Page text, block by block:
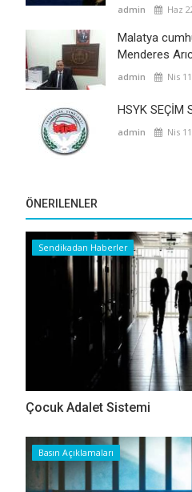
admin Haz
Malatya
Menderes
admin Nis
HSYK SEÇİM
admin Nis
ÖNERILENLER
Sendikadan Haberler
Çocuk Adalet Sistemi
Basın Açıklamaları